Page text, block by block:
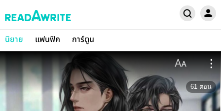
นิยาย แฟนฟิค การ์ตูน
61 ตอน